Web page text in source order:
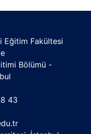
Eğitim Fakültesi
Bölümü -
43